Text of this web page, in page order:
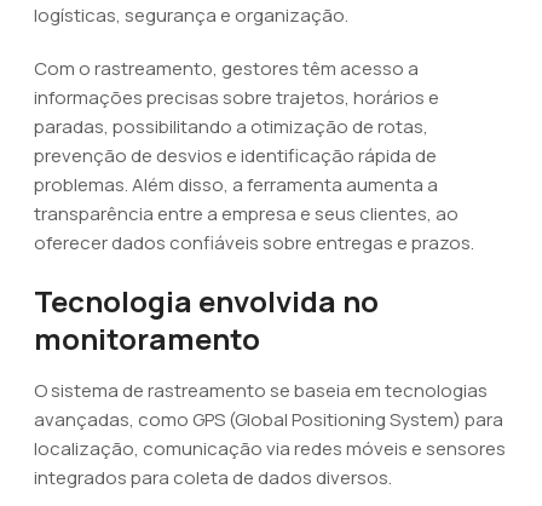
logísticas, segurança e organização.
Com o rastreamento, gestores têm acesso a
informações precisas sobre trajetos, horários e
paradas, possibilitando a otimização de rotas,
prevenção de desvios e identificação rápida de
problemas. Além disso, a ferramenta aumenta a
transparência entre a empresa e seus clientes, ao
oferecer dados confiáveis sobre entregas e prazos.
Tecnologia envolvida no
monitoramento
O sistema de rastreamento se baseia em tecnologias
avançadas, como GPS (Global Positioning System) para
localização, comunicação via redes móveis e sensores
integrados para coleta de dados diversos.